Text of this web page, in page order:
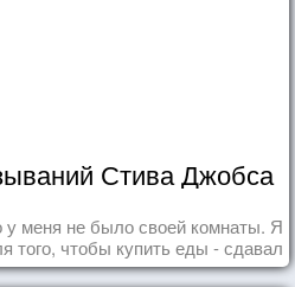
Стива Джобса
у меня не было своей комнаты. Я
того, чтобы купить еды - сдавал
под кока-колы"